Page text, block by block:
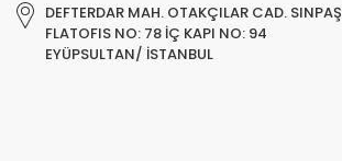
DEFTERDAR MAH. OTAKÇILAR CAD. SINPAŞ
FLATOFIS NO: 78 İÇ KAPI NO: 94
EYÜPSULTAN/ İSTANBUL